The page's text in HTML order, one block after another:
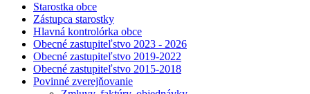
Starostka obce
Zástupca starostky
Hlavná kontrolórka obce
Obecné zastupiteľstvo 2023 - 2026
Obecné zastupiteľstvo 2019-2022
Obecné zastupiteľstvo 2015-2018
Povinné zverejňovanie